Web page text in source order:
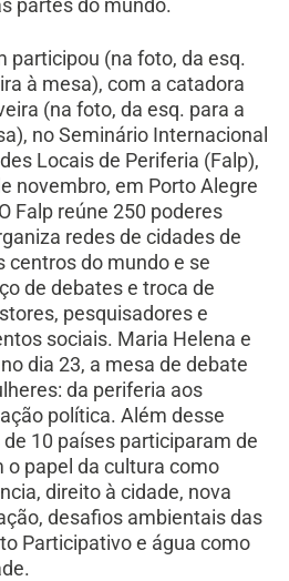
partes do mundo.
participou (na foto, da esq.
à mesa), com a catadora
(na foto, da esq. para a
no Seminário Internacional
Locais de Periferia (Falp),
novembro, em Porto Alegre
Falp reúne 250 poderes
redes de cidades de
centros do mundo e se
de debates e troca de
pesquisadores e
sociais. Maria Helena e
dia 23, a mesa de debate
da periferia aos
política. Além desse
10 países participaram de
papel da cultura como
direito à cidade, nova
desafios ambientais das
Participativo e água como